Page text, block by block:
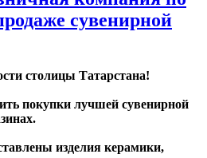
сувенирной
столицы Татарстана!
покупки лучшей сувенирной
изделия керамики,